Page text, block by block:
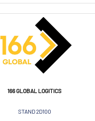
166 GLOBAL LOGITICS
STAND 2D100